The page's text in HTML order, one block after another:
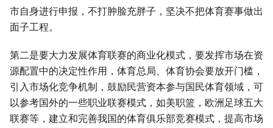
市自身进行申报，不打肿脸充胖子，坚决不把体育赛事做出
面子工程。
第二是要大力发展体育联赛的商业化模式，要发挥市场在资
源配置中的决定性作用，体育总局、体育协会要放开门槛，
引入市场化竞争机制，鼓励民营资本参与国民体育领域，可
以参考国外的一些职业联赛模式，如美职篮，欧洲足球五大
联赛等，建立和完善我国的体育俱乐部竞赛模式，提高市场